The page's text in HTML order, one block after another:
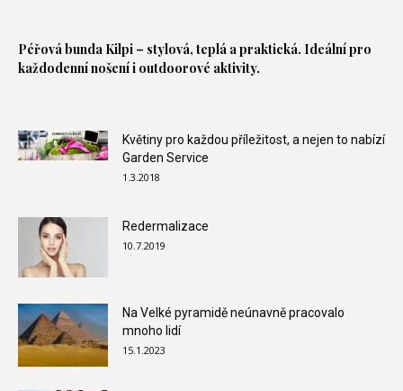
Péřová bunda Kilpi – stylová, teplá a praktická. Ideální pro
každodenní nošení i outdoorové aktivity.
Květiny pro každou příležitost, a nejen to nabízí
Garden Service
1.3.2018
Redermalizace
10.7.2019
Na Velké pyramidě neúnavně pracovalo
mnoho lidí
15.1.2023